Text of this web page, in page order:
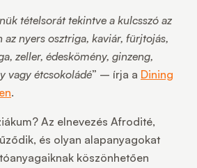
tételsorát tekintve a kulcsszó az
nyers osztriga, kaviár, fürjtojás,
zeller, édeskömény, ginzeng,
vagy étcsokoládé” – írja a Dining
.
Az elnevezés Afrodité,
és olyan alapanyagokat
köszönhetően